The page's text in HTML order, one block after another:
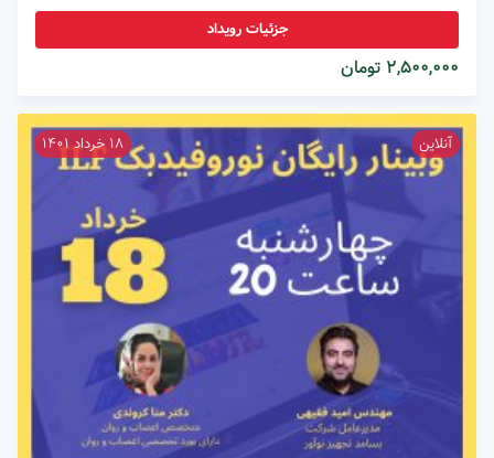
جزئیات رویداد
۲,۵۰۰,۰۰۰ تومان
۱۸ خرداد ۱۴۰۱ آنلاین